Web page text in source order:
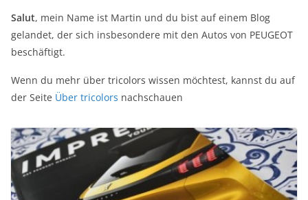
Salut, mein Name ist Martin und du bist auf einem Blog
gelandet, der sich insbesondere mit den Autos von PEUGEOT
beschäftigt.
Wenn du mehr über tricolors wissen möchtest, kannst du auf
der Seite Über tricolors nachschauen